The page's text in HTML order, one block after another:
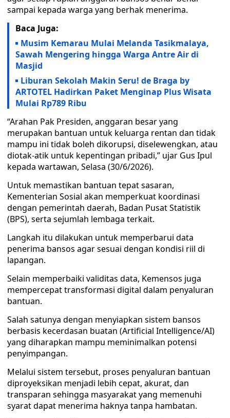
sampai kepada warga yang berhak menerima.
Baca Juga:
Musim Kemarau Mulai Melanda Tasikmalaya,
Sawah Mengering hingga Warga Antre Air di
Masjid
Liburan Sekolah Makin Seru! de Braga by
ARTOTEL Hadirkan Paket Menginap Plus Wisata
Mulai Rp789 Ribu
“Arahan Pak Presiden, anggaran besar yang
merupakan bantuan untuk keluarga rentan dan tidak
mampu ini tidak boleh dikorupsi, diselewengkan, atau
diotak-atik untuk kepentingan pribadi,” ujar Gus Ipul
kepada wartawan, Selasa (30/6/2026).
Untuk memastikan bantuan tepat sasaran,
Kementerian Sosial akan memperkuat koordinasi
dengan pemerintah daerah, Badan Pusat Statistik
(BPS), serta sejumlah lembaga terkait.
Langkah itu dilakukan untuk memperbarui data
penerima bansos agar sesuai dengan kondisi riil di
lapangan.
Selain memperbaiki validitas data, Kemensos juga
mempercepat transformasi digital dalam penyaluran
bantuan.
Salah satunya dengan menyiapkan sistem bansos
berbasis kecerdasan buatan (Artificial Intelligence/AI)
yang diharapkan mampu meminimalkan potensi
penyimpangan.
Melalui sistem tersebut, proses penyaluran bantuan
diproyeksikan menjadi lebih cepat, akurat, dan
transparan sehingga masyarakat yang memenuhi
syarat dapat menerima haknya tanpa hambatan.